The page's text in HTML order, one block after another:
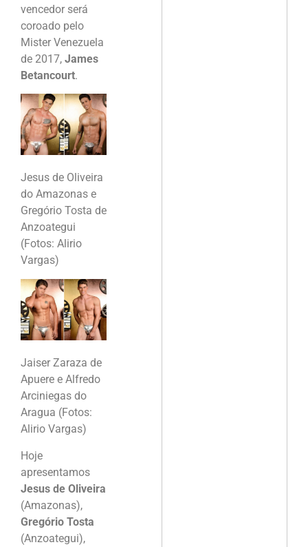
vencedor será
coroado pelo
Mister Venezuela
de 2017, James
Betancourt.
Jesus de Oliveira
do Amazonas e
Gregório Tosta de
Anzoategui
(Fotos: Alirio
Vargas)
Jaiser Zaraza de
Apuere e Alfredo
Arciniegas do
Aragua (Fotos:
Alirio Vargas)
Hoje
apresentamos
Jesus de Oliveira
(Amazonas),
Gregório Tosta
(Anzoategui),